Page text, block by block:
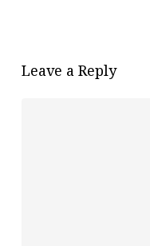
Leave a Reply